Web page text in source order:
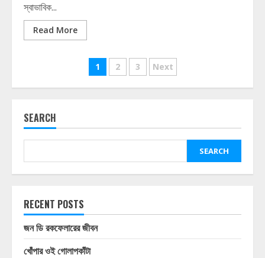
স্বাভাবিক...
Read More
Posts
pagination
1 2 3 Next
SEARCH
SEARCH
RECENT POSTS
জন ডি রকফেলারের জীবন
খোঁপার ওই গোলাপকাঁটা